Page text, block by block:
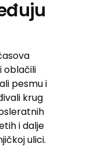
oblačili
pesmu i
krug
i dalje
ulici.